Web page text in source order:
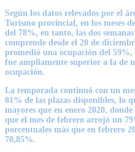
Según los datos relevados por el
Turismo provincial, en los meses
del 78%, en tanto, las dos
comprende desde el 20 de
promedió una ocupación del 59%,
fue ampliamente superior a la de
ocupación.
La temporada continuó con un
81% de las plazas disponibles, lo
mayores que en enero 2020,
que el mes de febrero arrojó un
porcentuales más que en febrero
70,85%.